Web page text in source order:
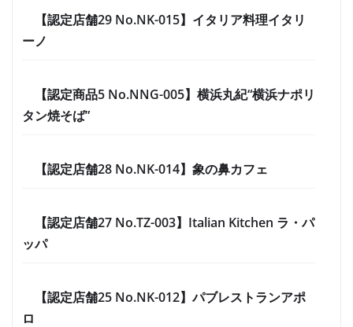
【認定店舗29 No.NK-015】イタリア料理イタリ
ーノ
【認定商品5 No.NNG-005】横浜丸紀“横浜ナポリ
タン焼そば”
【認定店舗28 No.NK-014】象の鼻カフェ
【認定店舗27 No.TZ-003】Italian Kitchen ラ・パ
ッパ
【認定店舗25 No.NK-012】パブレストランアポ
ロ